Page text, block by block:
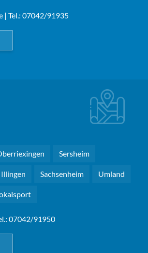
| Tel.: 07042/91935
Sersheim
Illingen Sachsenheim Umland
07042/91950